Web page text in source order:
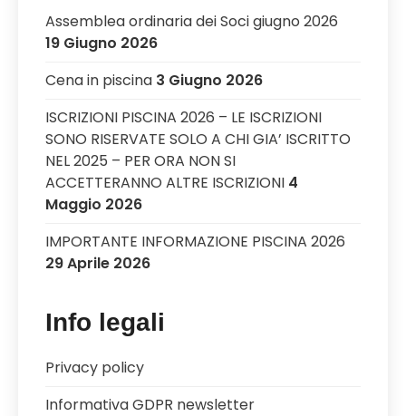
Assemblea ordinaria dei Soci giugno 2026
19 Giugno 2026
Cena in piscina 3 Giugno 2026
ISCRIZIONI PISCINA 2026 – LE ISCRIZIONI
SONO RISERVATE SOLO A CHI GIA’ ISCRITTO
NEL 2025 – PER ORA NON SI
ACCETTERANNO ALTRE ISCRIZIONI 4
Maggio 2026
IMPORTANTE INFORMAZIONE PISCINA 2026
29 Aprile 2026
Info legali
Privacy policy
Informativa GDPR newsletter